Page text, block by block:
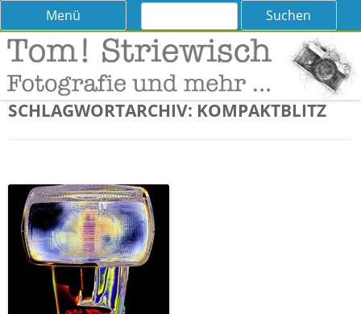
Tom! Striewisch – Fotografieren
lernen
Tipps und Tricks und Meinungen zur Fotografie
Menü
Skip
content
Suchen
SCHLAGWORTARCHIV: KOMPAKTBLITZ